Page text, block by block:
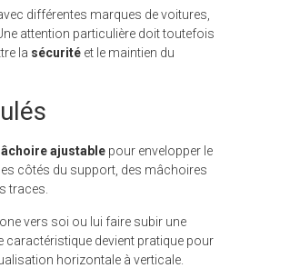
différentes marques de voitures,
Une attention particulière doit toutefois
la sécurité et le maintien du
ajustable pour envelopper le
côtés du support, des mâchoires
traces.
vers soi ou lui faire subir une
caractéristique devient pratique pour
horizontale à verticale.